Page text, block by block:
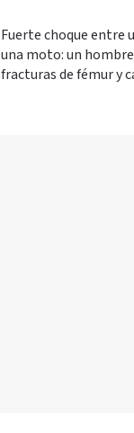
Fuerte choque entre
una moto: un
fracturas de fémur y